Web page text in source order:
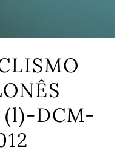
(l)-DCM-